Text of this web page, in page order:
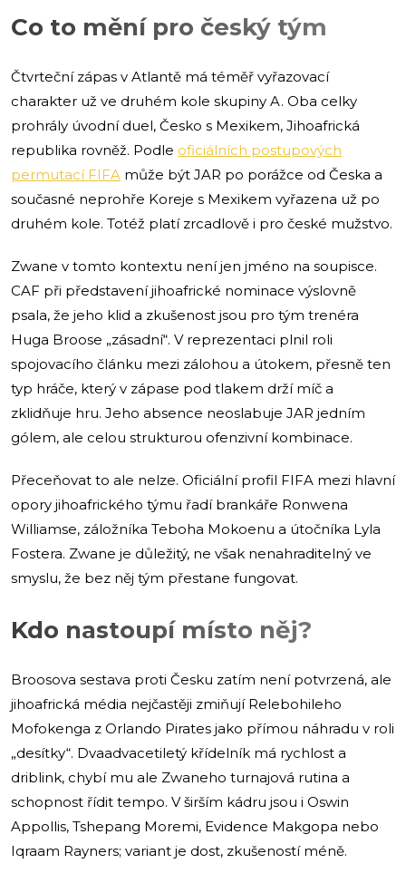
Co to mění pro český tým
Čtvrteční zápas v Atlantě má téměř vyřazovací
charakter už ve druhém kole skupiny A. Oba celky
prohrály úvodní duel, Česko s Mexikem, Jihoafrická
republika rovněž. Podle oficiálních postupových
permutací FIFA může být JAR po porážce od Česka a
současné neprohře Koreje s Mexikem vyřazena už po
druhém kole. Totéž platí zrcadlově i pro české mužstvo.
Zwane v tomto kontextu není jen jméno na soupisce.
CAF při představení jihoafrické nominace výslovně
psala, že jeho klid a zkušenost jsou pro tým trenéra
Huga Broose „zásadní“. V reprezentaci plnil roli
spojovacího článku mezi zálohou a útokem, přesně ten
typ hráče, který v zápase pod tlakem drží míč a
zklidňuje hru. Jeho absence neoslabuje JAR jedním
gólem, ale celou strukturou ofenzivní kombinace.
Přeceňovat to ale nelze. Oficiální profil FIFA mezi hlavní
opory jihoafrického týmu řadí brankáře Ronwena
Williamse, záložníka Teboha Mokoenu a útočníka Lyla
Fostera. Zwane je důležitý, ne však nenahraditelný ve
smyslu, že bez něj tým přestane fungovat.
Kdo nastoupí místo něj?
Broosova sestava proti Česku zatím není potvrzená, ale
jihoafrická média nejčastěji zmiňují Relebohileho
Mofokenga z Orlando Pirates jako přímou náhradu v roli
„desítky“. Dvaadvacetiletý křídelník má rychlost a
driblink, chybí mu ale Zwaneho turnajová rutina a
schopnost řídit tempo. V širším kádru jsou i Oswin
Appollis, Tshepang Moremi, Evidence Makgopa nebo
Iqraam Rayners; variant je dost, zkušeností méně.